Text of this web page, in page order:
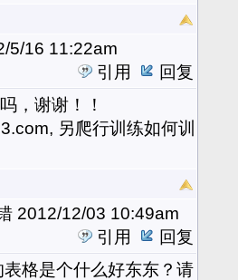
5/16 11:22am
引用
回复
，谢谢！！
另爬行训练如何训
2012/12/03 10:49am
引用
回复
格是个什么好东东？请